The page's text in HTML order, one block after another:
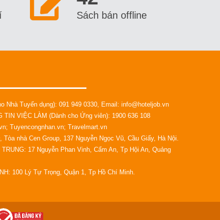
Sách bán offline
Nhà Tuyển dụng): 091 949 0330, Email: info@hoteljob.vn
TIN VIỆC LÀM (Dành cho Ứng viên): 1900 636 108
Tuyencongnhan.vn; Travelmart.vn
Tòa nhà Cen Group, 137 Nguyễn Ngọc Vũ, Cầu Giấy, Hà Nội.
17 Nguyễn Phan Vinh, Cẩm An, Tp Hội An, Quảng
100 Lý Tự Trọng, Quận 1, Tp Hồ Chí Minh.